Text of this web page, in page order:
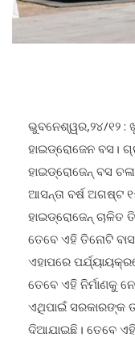
ଭୁବନେଶ୍ୱର,୨୪/୧୨ :
ହାଇଡ୍ରୋଜେନ ବସ।
ହାଇଡ୍ରୋଜେନ୍ ବସ
ଆସନ୍ତା ବର୍ଷ ଅଗଷ୍ଟ
ହାଇଡ୍ରୋଜେନ୍ ଚାଳିତ
ତେବେ ଏହି ତିନୋଟି
ଏହାପରେ
ତେବେ ଏହି ନିର୍ମାଣକୁ
ଏଥିପାଇଁ ସରକାରଙ୍କ
ଦିଆଯାଇଛି। ତେବେ